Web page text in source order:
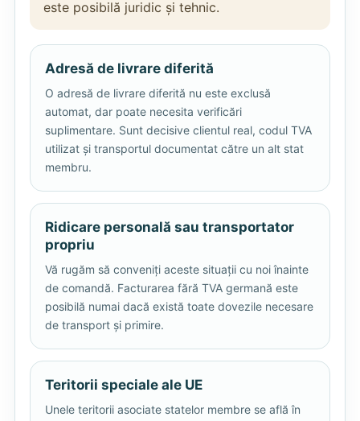
este posibilă juridic și tehnic.
Adresă de livrare diferită
O adresă de livrare diferită nu este exclusă
automat, dar poate necesita verificări
suplimentare. Sunt decisive clientul real, codul TVA
utilizat și transportul documentat către un alt stat
membru.
Ridicare personală sau transportator
propriu
Vă rugăm să conveniți aceste situații cu noi înainte
de comandă. Facturarea fără TVA germană este
posibilă numai dacă există toate dovezile necesare
de transport și primire.
Teritorii speciale ale UE
Unele teritorii asociate statelor membre se află în